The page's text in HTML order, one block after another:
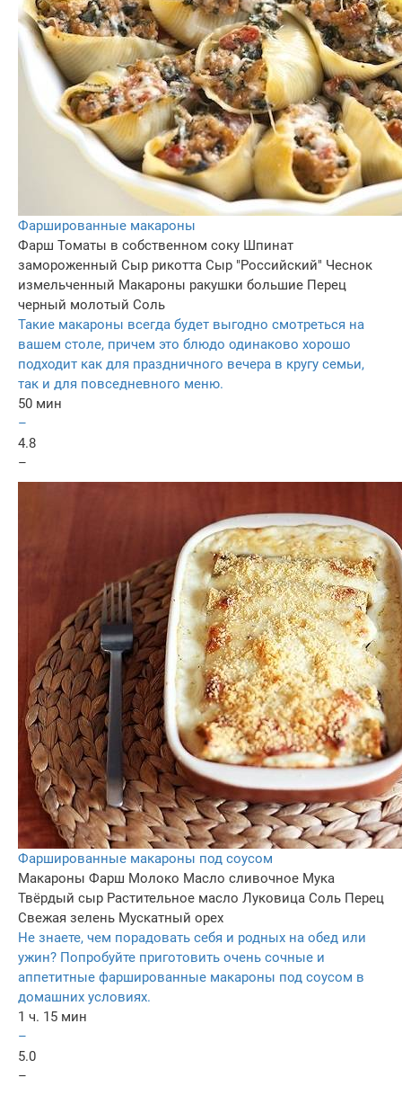
Фаршированные макароны
Фарш Томаты в собственном соку Шпинат
замороженный Сыр рикотта Сыр "Российский" Чеснок
измельченный Макароны ракушки большие Перец
черный молотый Соль
Такие макароны всегда будет выгодно смотреться на
вашем столе, причем это блюдо одинаково хорошо
подходит как для праздничного вечера в кругу семьи,
так и для повседневного меню.
50 мин
–
4.8
–
Фаршированные макароны под соусом
Макароны Фарш Молоко Масло сливочное Мука
Твёрдый сыр Растительное масло Луковица Соль Перец
Свежая зелень Мускатный орех
Не знаете, чем порадовать себя и родных на обед или
ужин? Попробуйте приготовить очень сочные и
аппетитные фаршированные макароны под соусом в
домашних условиях.
1 ч. 15 мин
–
5.0
–